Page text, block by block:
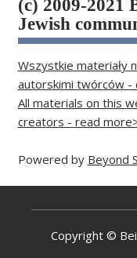
(c) 2009-2021
Jewish
Wszystkie materiały
autorskimi twórców -
All materials on this
creators - read
Powered by Beyond
Copyright ©